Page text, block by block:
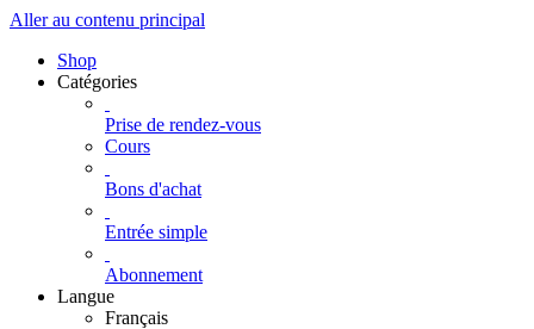
Aller au contenu principal
Shop
Catégories
Prise de rendez-vous
Cours
Bons d'achat
Entrée simple
Abonnement
Langue
Français